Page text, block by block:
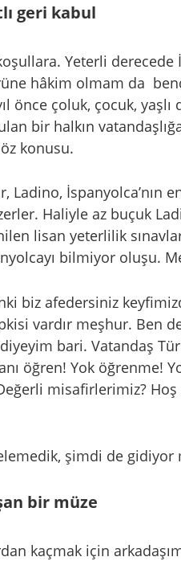
geri kabul
Yeterli derecede
hâkim olmam da
önce çoluk, çocuk, yaşlı
bir halkın
konusu.
Ladino, İspanyolca’nın
Haliyle az buçuk
lisan yeterlilik
bilmiyor oluşu.
biz afedersiniz
vardır meşhur. Ben
bari. Vatandaş
öğren! Yok öğrenme!
misafirlerimiz?
şimdi de gidiyor
bir müze
kaçmak için